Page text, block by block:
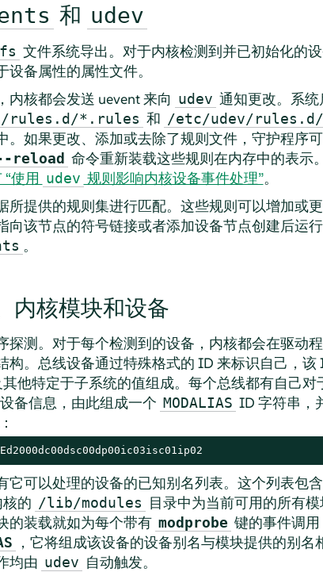
和 udev
文件系统导出。对于内核检测到并已初始化的
备属性的属性文件。
内核都会发送 uevent 来向 udev 通知更改。系统
rules.d/*.rules 和 /etc/udev/
。如果更改、添加或去除了规则文件，守护程序
reload 命令重新装载这些规则在内存中的表示
使用 udev 规则影响内核设备事件处理”。
所提供的规则集进行匹配。这些规则可以增加或
向该节点的符号链接或者添加设备节点创建后运
。
内核模块和设备
探测。对于每个检测到的设备，内核都会在驱动
构。总线设备通过特殊格式的 ID 来标识自己，
他特定于子系统的值组成。每个总线都有自己对
备信息，由此组成一个 MODALIAS ID 字符串，
它可以处理的设备的已知别名列表。这个列表包
的 /lib/modules 目录中为当前可用的所有
的装载就如为每个带有 modprobe 键的事件调用
，它将组成该设备的设备别名与模块提供的别
均由 udev 自动触发。